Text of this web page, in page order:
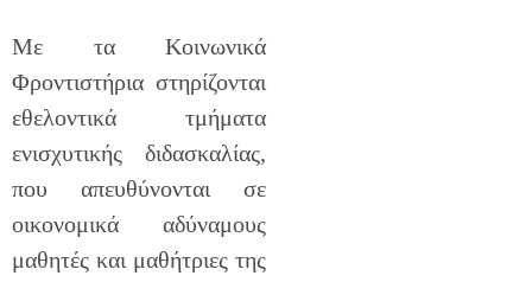
Με τα Κοινωνικά
Φροντιστήρια στηρίζονται
εθελοντικά τμήματα
ενισχυτικής διδασκαλίας,
που απευθύνονται σε
οικονομικά αδύναμους
μαθητές και μαθήτριες της